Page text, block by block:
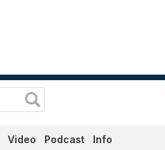
Video Podcast Info